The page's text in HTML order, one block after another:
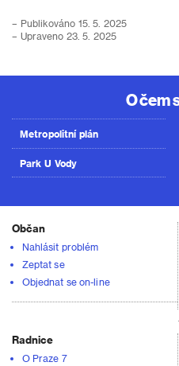
– Publikováno 15. 5. 2025
– Upraveno 23. 5. 2025
O čem
Metropolitní plán
Park U Vody
Občan
Nahlásit problém
Zeptat se
Objednat se on-line
Radnice
O Praze 7